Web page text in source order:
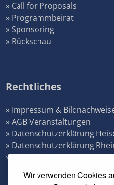
Wir verwenden Cookies
» Call for Proposals
» Programmbeirat
» Sponsoring
» Rückschau
Rechtliches
» Impressum &
» AGB Veranstaltungen
» Datenschutzerklärung
» Datenschutzerklärung
» Cookie-Einstellungen